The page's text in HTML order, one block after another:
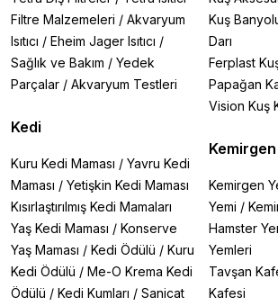
Filtre Malzemeleri / Akvaryum
Isıtıcı / Eheim Jager Isıtıcı /
Sağlık ve Bakım / Yedek
Parçalar / Akvaryum Testleri
Kedi
Kuru Kedi Maması / Yavru Kedi
Maması / Yetişkin Kedi Maması
Kısırlaştırılmış Kedi Mamaları
Yaş Kedi Maması / Konserve
Yaş Maması / Kedi Ödülü / Kuru
Kedi Ödülü / Me-O Krema Kedi
Ödülü / Kedi Kumları / Sanicat
Kuş
Darı
Ferplast
Papağan
Vision Kuş
Kemirgen
Kemirgen
Yemi /
Hamster
Yemleri
Tavşan
Kafesi